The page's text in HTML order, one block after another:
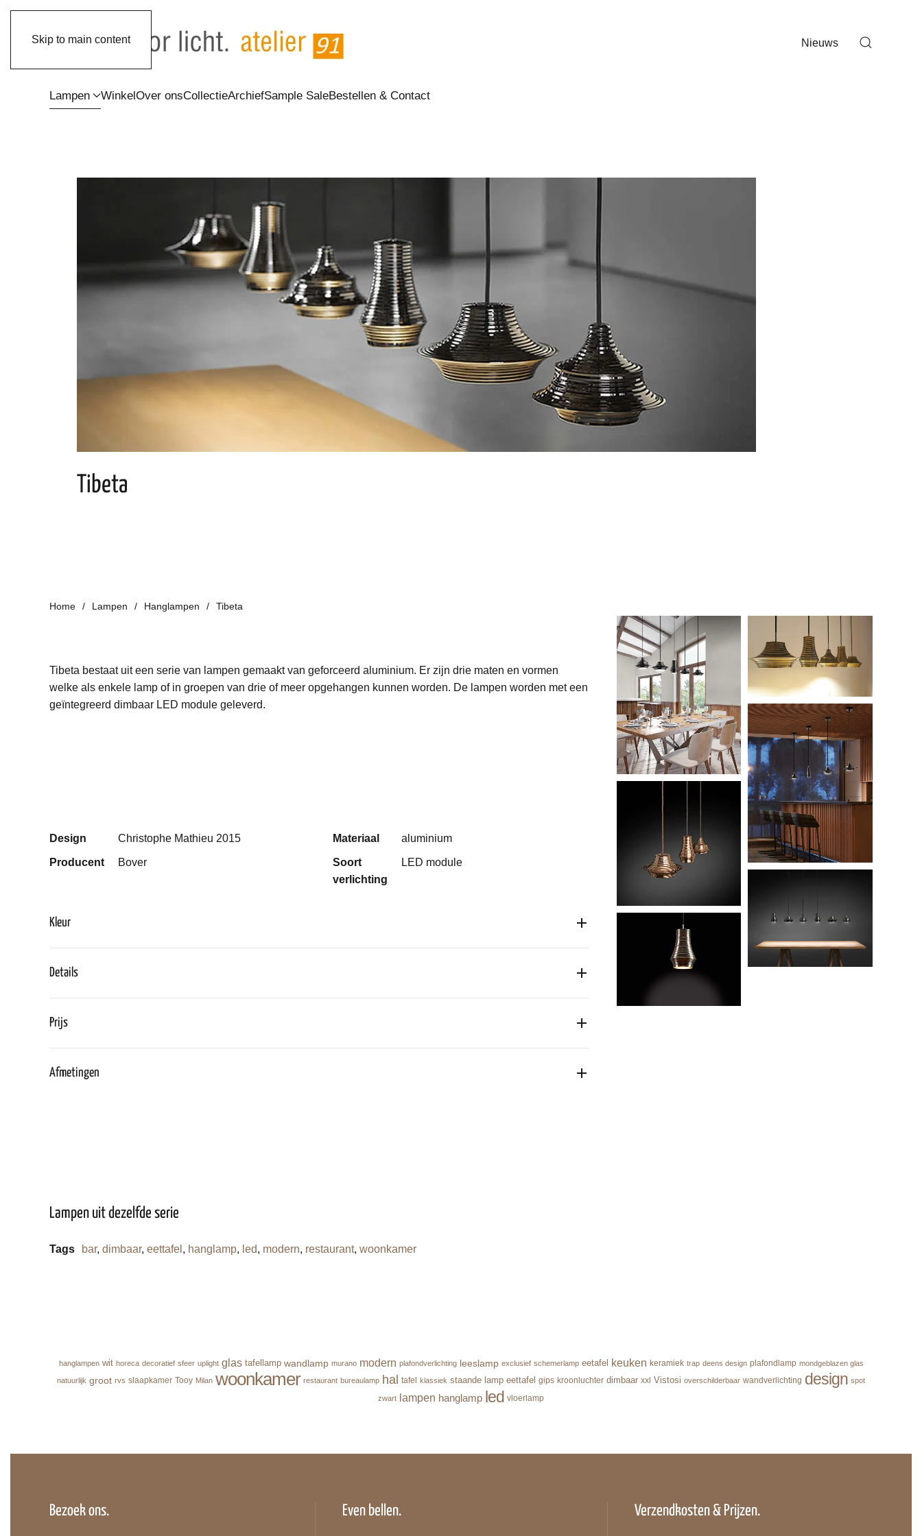
Skip to main content Nieuws
Lampen WinkelOver onsCollectieArchiefSample SaleBestellen & Contact
Tibeta
Home Lampen Hanglampen Tibeta
Tibeta bestaat uit een serie van lampen gemaakt van geforceerd aluminium. Er zijn drie maten en vormen
welke als enkele lamp of in groepen van drie of meer opgehangen kunnen worden. De lampen worden met een
geïntegreerd dimbaar LED module geleverd.
Design Christophe Mathieu 2015
Producent Bover
Materiaal aluminium
Soort
verlichting
LED module
Kleur
Details
Prijs
Afmetingen
Lampen uit dezelfde serie
Tags bar, dimbaar, eettafel , hanglamp, led, modern, restaurant, woonkamer
hanglampen wit horeca decoratief sfeer uplight glas tafellamp wandlamp murano modern plafondverlichting leeslamp exclusief schemerlamp eetafel keuken keramiek trap deens design plafondlamp mondgeblazen glas
natuurlijk groot rvs slaapkamer Tooy Milan woonkamer restaurant bureaulamp hal tafel klassiek staande lamp eettafel gips kroonluchter dimbaar xxl Vistosi overschilderbaar wandverlichting design spot
zwart lampen hanglamp led vloerlamp
Bezoek ons. Even bellen. Verzendkosten & Prijzen.